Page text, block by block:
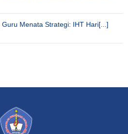
Menata Strategi: IHT Hari[...]